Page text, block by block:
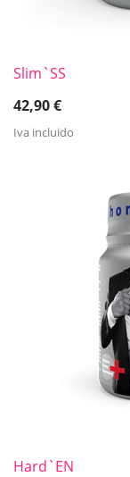
Slim`SS
42,90€
Iva incluido
Hard`EN